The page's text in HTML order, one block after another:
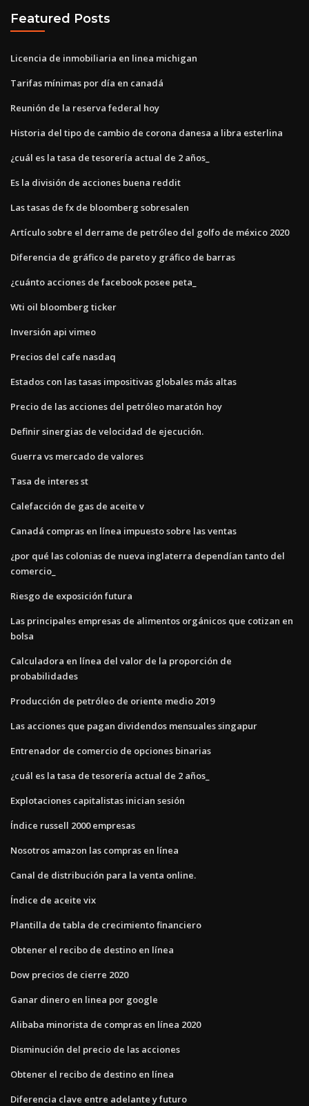
Featured Posts
Licencia de inmobiliaria en linea michigan
Tarifas mínimas por día en canadá
Reunión de la reserva federal hoy
Historia del tipo de cambio de corona danesa a libra esterlina
¿cuál es la tasa de tesorería actual de 2 años_
Es la división de acciones buena reddit
Las tasas de fx de bloomberg sobresalen
Artículo sobre el derrame de petróleo del golfo de méxico 2020
Diferencia de gráfico de pareto y gráfico de barras
¿cuánto acciones de facebook posee peta_
Wti oil bloomberg ticker
Inversión api vimeo
Precios del cafe nasdaq
Estados con las tasas impositivas globales más altas
Precio de las acciones del petróleo maratón hoy
Definir sinergias de velocidad de ejecución.
Guerra vs mercado de valores
Tasa de interes st
Calefacción de gas de aceite v
Canadá compras en línea impuesto sobre las ventas
¿por qué las colonias de nueva inglaterra dependían tanto del
comercio_
Riesgo de exposición futura
Las principales empresas de alimentos orgánicos que cotizan en
bolsa
Calculadora en línea del valor de la proporción de
probabilidades
Producción de petróleo de oriente medio 2019
Las acciones que pagan dividendos mensuales singapur
Entrenador de comercio de opciones binarias
¿cuál es la tasa de tesorería actual de 2 años_
Explotaciones capitalistas inician sesión
Índice russell 2000 empresas
Nosotros amazon las compras en línea
Canal de distribución para la venta online.
Índice de aceite vix
Plantilla de tabla de crecimiento financiero
Obtener el recibo de destino en línea
Dow precios de cierre 2020
Ganar dinero en linea por google
Alibaba minorista de compras en línea 2020
Disminución del precio de las acciones
Obtener el recibo de destino en línea
Diferencia clave entre adelante y futuro